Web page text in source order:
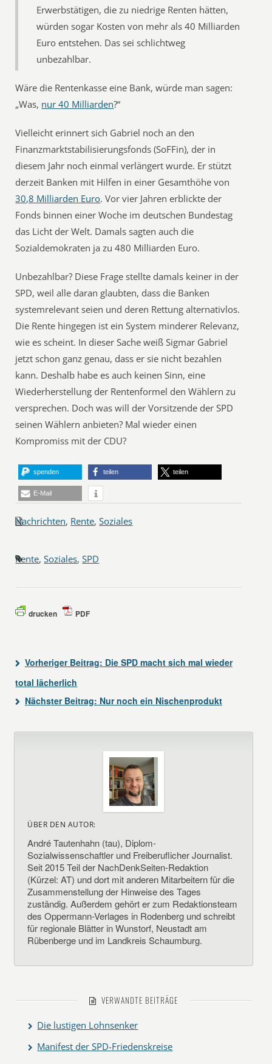
Erwerbstätigen, die zu niedrige Renten hätten,
würden sogar Kosten von mehr als 40 Milliarden
Euro entstehen. Das sei schlichtweg
unbezahlbar.
Wäre die Rentenkasse eine Bank, würde man sagen:
„Was, nur 40 Milliarden?“
Vielleicht erinnert sich Gabriel noch an den
Finanzmarktstabilisierungsfonds (SoFFin), der in
diesem Jahr noch einmal verlängert wurde. Er stützt
derzeit Banken mit Hilfen in einer Gesamthöhe von
30,8 Milliarden Euro. Vor vier Jahren erblickte der
Fonds binnen einer Woche im deutschen Bundestag
das Licht der Welt. Damals sagten auch die
Sozialdemokraten ja zu 480 Milliarden Euro.
Unbezahlbar? Diese Frage stellte damals keiner in der
SPD, weil alle daran glaubten, dass die Banken
systemrelevant seien und deren Rettung alternativlos.
Die Rente hingegen ist ein System minderer Relevanz,
wie es scheint. In dieser Sache weiß Sigmar Gabriel
jetzt schon ganz genau, dass er sie nicht bezahlen
kann. Deshalb habe es auch keinen Sinn, eine
Wiederherstellung der Rentenformel den Wählern zu
versprechen. Doch was will der Vorsitzende der SPD
seinen Wählern anbieten? Mal wieder einen
Kompromiss mit der CDU?
spenden teilen teilen
E-Mail
Nachrichten, Rente,Soziales
Rente,Soziales,SPD
drucken PDF
Vorheriger Beitrag: Die SPD macht sich mal wieder
total lächerlich
Nächster Beitrag: Nur noch ein Nischenprodukt
ÜBER DEN AUTOR:
André Tautenhahn (tau), Diplom-
Sozialwissenschaftler und Freiberuflicher Journalist.
Seit 2015 Teil der NachDenkSeiten-Redaktion
(Kürzel: AT) und dort mit anderen Mitarbeitern für die
Zusammenstellung der Hinweise des Tages
zuständig. Außerdem gehört er zum Redaktionsteam
des Oppermann-Verlages in Rodenberg und schreibt
für regionale Blätter in Wunstorf, Neustadt am
Rübenberge und im Landkreis Schaumburg.
VERWANDTE BEITRÄGE
Die lustigen Lohnsenker
Manifest der SPD-Friedenskreise